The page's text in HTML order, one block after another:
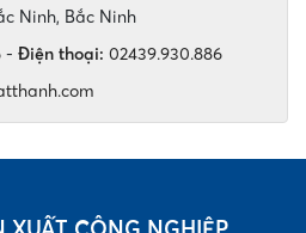
Ninh, Bắc Ninh
- Điện thoại: 02439.930.886